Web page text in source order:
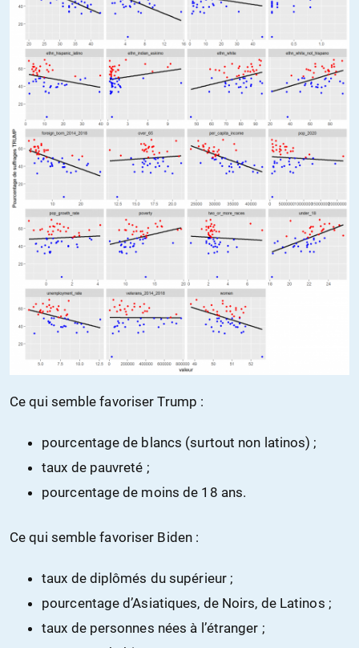
Ce qui semble favoriser Trump :
pourcentage de blancs (surtout non latinos) ;
taux de pauvreté ;
pourcentage de moins de 18 ans.
Ce qui semble favoriser Biden :
taux de diplômés du supérieur ;
pourcentage d’Asiatiques, de Noirs, de Latinos ;
taux de personnes nées à l’étranger ;